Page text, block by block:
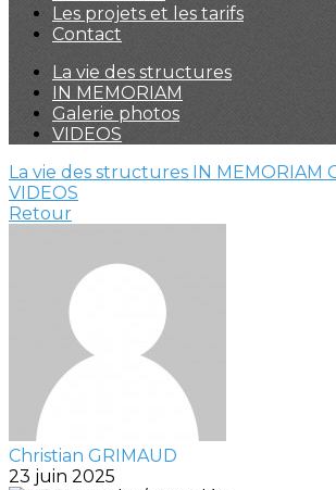
Les projets et les tarifs
Contact
La vie des structures
IN MEMORIAM
Galerie photos
VIDEOS
La vie des structures IN MEMORIAM
VIDEOS
Retour
Christian GRIMAUD
23 juin 2025